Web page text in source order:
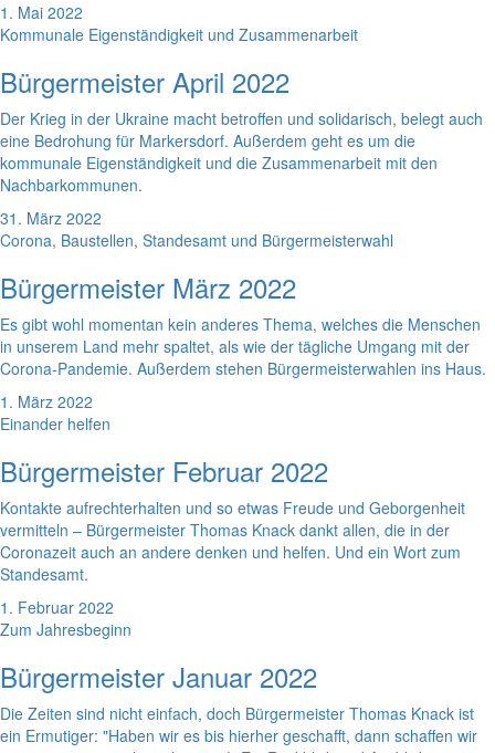
1. Mai 2022
Kommunale Eigenständigkeit und Zusammenarbeit
Bürgermeister April 2022
Der Krieg in der Ukraine macht betroffen und solidarisch, belegt auch
eine Bedrohung für Markersdorf. Außerdem geht es um die
kommunale Eigenständigkeit und die Zusammenarbeit mit den
Nachbarkommunen.
31. März 2022
Corona, Baustellen, Standesamt und Bürgermeisterwahl
Bürgermeister März 2022
Es gibt wohl momentan kein anderes Thema, welches die Menschen
in unserem Land mehr spaltet, als wie der tägliche Umgang mit der
Corona-Pandemie. Außerdem stehen Bürgermeisterwahlen ins Haus.
1. März 2022
Einander helfen
Bürgermeister Februar 2022
Kontakte aufrechterhalten und so etwas Freude und Geborgenheit
vermitteln – Bürgermeister Thomas Knack dankt allen, die in der
Coronazeit auch an andere denken und helfen. Und ein Wort zum
Standesamt.
1. Februar 2022
Zum Jahresbeginn
Bürgermeister Januar 2022
Die Zeiten sind nicht einfach, doch Bürgermeister Thomas Knack ist
ein Ermutiger: "Haben wir es bis hierher geschafft, dann schaffen wir